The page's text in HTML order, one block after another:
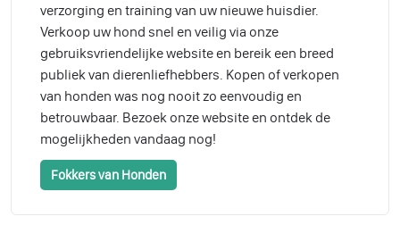
verzorging en training van uw nieuwe huisdier.
Verkoop uw hond snel en veilig via onze
gebruiksvriendelijke website en bereik een breed
publiek van dierenliefhebbers. Kopen of verkopen
van honden was nog nooit zo eenvoudig en
betrouwbaar. Bezoek onze website en ontdek de
mogelijkheden vandaag nog!
Fokkers van Honden